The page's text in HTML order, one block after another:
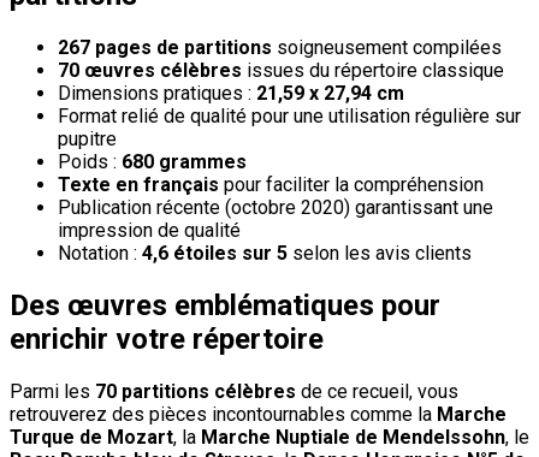
267 pages de partitions soigneusement compilées
70 œuvres célèbres issues du répertoire classique
Dimensions pratiques : 21,59 x 27,94 cm
Format relié de qualité pour une utilisation régulière sur
pupitre
Poids : 680 grammes
Texte en français pour faciliter la compréhension
Publication récente (octobre 2020) garantissant une
impression de qualité
Notation : 4,6 étoiles sur 5 selon les avis clients
Des œuvres emblématiques pour
enrichir votre répertoire
Parmi les 70 partitions célèbres de ce recueil, vous
retrouverez des pièces incontournables comme la Marche
Turque de Mozart, la Marche Nuptiale de Mendelssohn, le